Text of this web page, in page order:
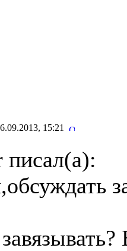
15:21
писал(a):